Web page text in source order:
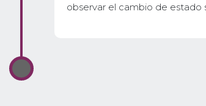
observar el cambio de estado